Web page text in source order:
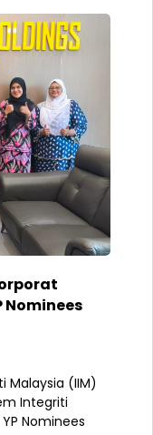
Nominees
Malaysia (IIM)
Integriti
Nominees